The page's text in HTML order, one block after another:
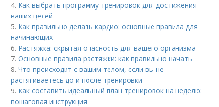
4. Как выбрать программу тренировок для достижения
ваших целей
5. Как правильно делать кардио: основные правила для
начинающих
6. Растяжка: скрытая опасность для вашего организма
7.Основные правила растяжки: как правильно начать
8.Что происходит с вашим телом, если вы не
растягиваетесь до и после тренировки
9. Как составить идеальный план тренировок на неделю:
пошаговая инструкция